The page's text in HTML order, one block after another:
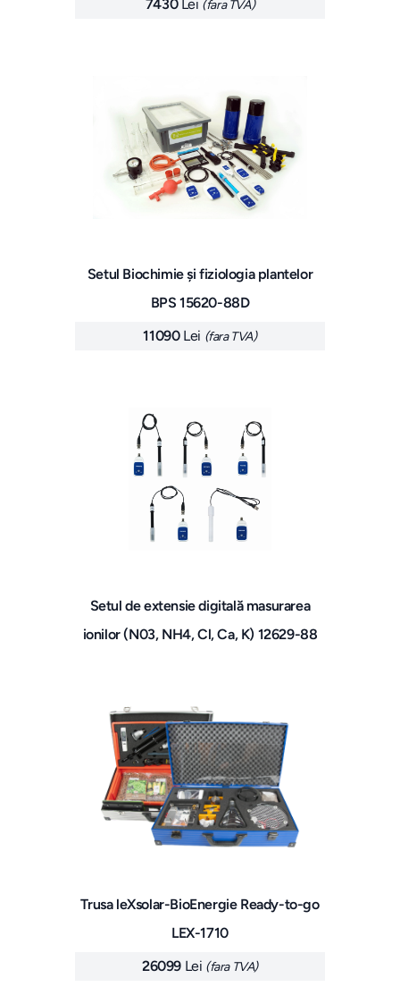
7430 Lei (fara TVA)
Setul Biochimie și fiziologia plantelor
BPS 15620-88D
11090 Lei (fara TVA)
Setul de extensie digitală masurarea
ionilor (N03, NH4, Cl, Ca, K) 12629-88
Trusa leXsolar-BioEnergie Ready-to-go
LEX-1710
26099 Lei (fara TVA)